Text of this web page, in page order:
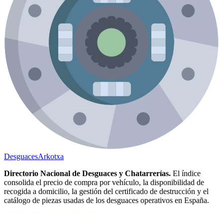
DesguacesArkotxa
Directorio Nacional de Desguaces y Chatarrerías. El índice
consolida el precio de compra por vehículo, la disponibilidad de
recogida a domicilio, la gestión del certificado de destrucción y el
catálogo de piezas usadas de los desguaces operativos en España.